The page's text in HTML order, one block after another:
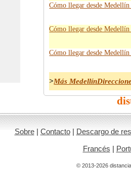
Cómo llegar desde Medellín
Cómo llegar desde
Cómo llegar desde
>Más
Sobre| Contacto| Descargo de
Francés |
© 2013-2026